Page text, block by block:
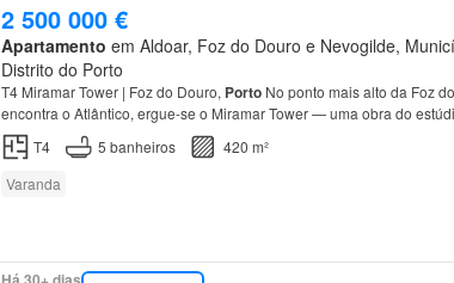
2 500 000 €
Apartamento em Aldoar, Foz do Douro e Nevogilde,
Distrito do Porto
T4 Miramar Tower | Foz do Douro, PortoNo ponto mais alto da Foz
encontra o Atlântico, ergue-se o Miramar Tower — uma obra do
com 420,3 m², ocupa o 7.º piso e oferece varandas contín…
T4 5 banheiros
420 m²
Varanda